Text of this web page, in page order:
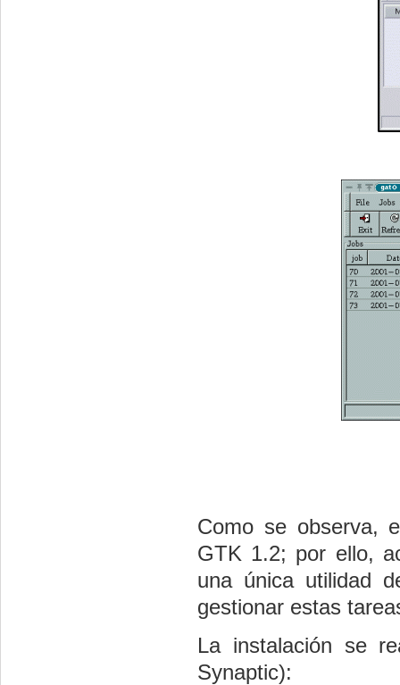
Como se observa,
GTK 1.2; por ello,
una única utilidad
gestionar estas
La instalación se
Synaptic):